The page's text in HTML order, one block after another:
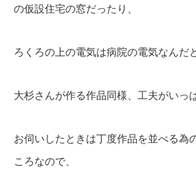
の仮設住宅の窓だったり、
ろくろの上の電気は病院の電気なんだと
大杉さんが作る作品同様、工夫がいっ
お伺いしたときは丁度作品を並べる為
ころなので、